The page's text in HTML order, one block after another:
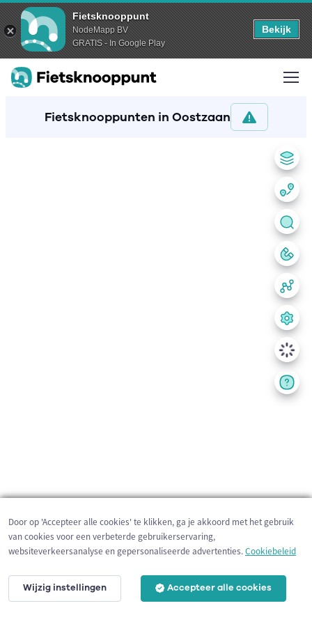
Fietsknooppunt
NodeMapp BV
GRATIS - In Google Play
Bekijk
Fietsknooppunten in Oostzaan
500 m
Door op 'Accepteer alle cookies' te klikken, ga je akkoord met het gebruik
van cookies voor een verbeterde gebruikerservaring,
websiteverkeersanalyse en gepersonaliseerde advertenties.Cookiebeleid
Wijzig instellingen Accepteer alle cookies